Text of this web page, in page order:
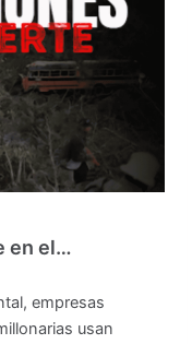
en el…
empresas
usan